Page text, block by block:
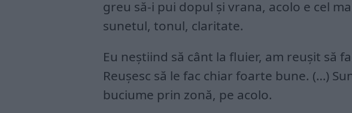
greu să-i pui dopul şi vrana, acolo e cel
sunetul, tonul, claritate.
Eu neştiind să cânt la fluier, am reuşit să
Reuşesc să le fac chiar foarte bune. (…)
buciume prin zonă, pe acolo.